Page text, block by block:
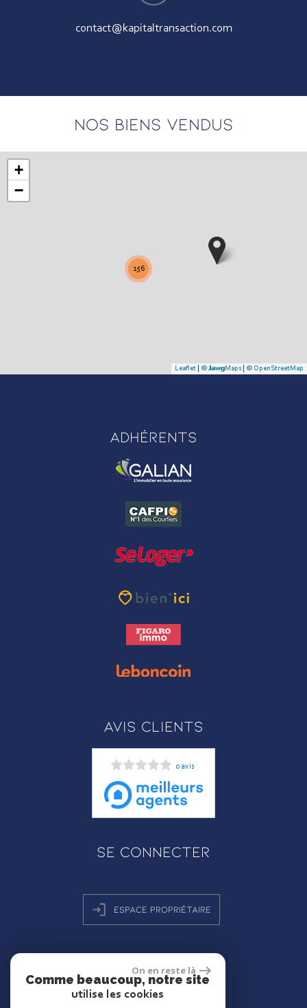
contact@kapitaltransaction.com
NOS BIENS VENDUS
156
+
−
Leaflet ©JawgMaps © OpenStreetMap
Avis clients
0 avis
Adhérents
Se connecter
Espace propriétaire
réalisé par
On en reste là
Comme beaucoup, notre site
utilise les cookies